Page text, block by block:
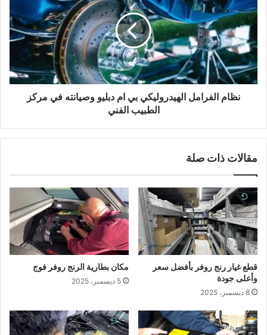
الهيدروليكي
بي
دبليو
وصيانته
في
مركز
الطبيبنظام الفرامل الهيدروليكي بي ام دبليو وصيانته في مركز
الطبيب الفني
مقالات ذات صلة
قطع غيار رنج روفر بأفضل سعر
وأعلى جودة
8 ديسمبر، 2025
مكان بطارية الرنج روفر فوج
5 ديسمبر، 2025